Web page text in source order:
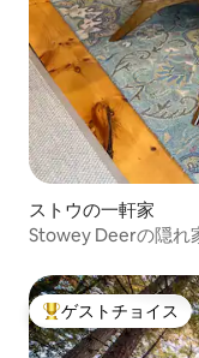
ストウの一軒家
Stowey Deerの隠れ
大好評のゲストチ
ゲストチョイス